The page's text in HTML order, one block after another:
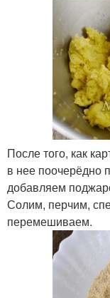
После того, как
в нее поочерёдно
добавляем
Солим, перчим,
перемешиваем.